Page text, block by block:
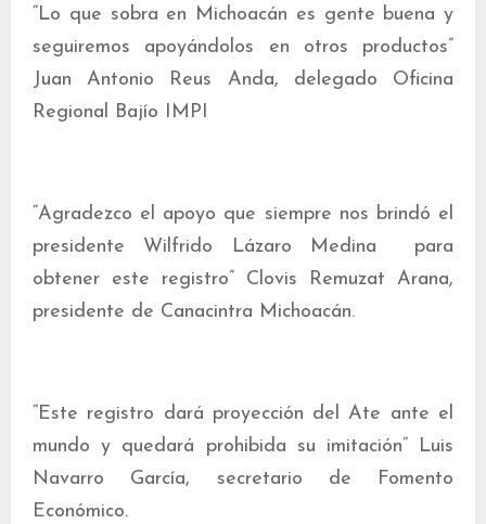
“Lo que sobra en Michoacán es gente buena y
seguiremos apoyándolos en otros productos”
Juan Antonio Reus Anda, delegado Oficina
Regional Bajío IMPI
“Agradezco el apoyo que siempre nos brindó el
presidente Wilfrido Lázaro Medina para
obtener este registro” Clovis Remuzat Arana,
presidente de Canacintra Michoacán.
“Este registro dará proyección del Ate ante el
mundo y quedará prohibida su imitación” Luis
Navarro García, secretario de Fomento
Económico.